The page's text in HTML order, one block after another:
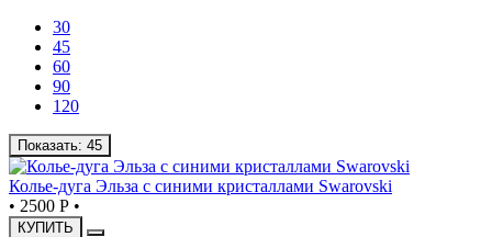
30
45
60
90
120
Показать: 45
Колье-дуга Эльза с синими кристаллами Swarovski
• 2500 Р •
КУПИТЬ